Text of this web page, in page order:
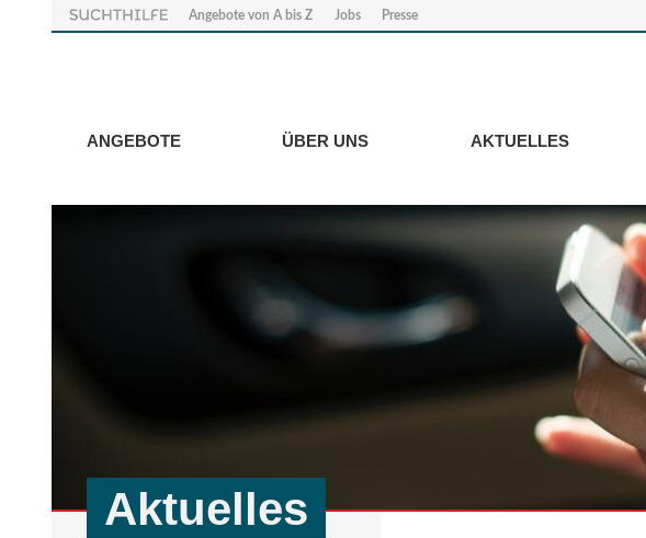
Angebote von A bis Z Jobs Presse
ANGEBOTE ÜBER UNS AKTUELLES
Aktuelles